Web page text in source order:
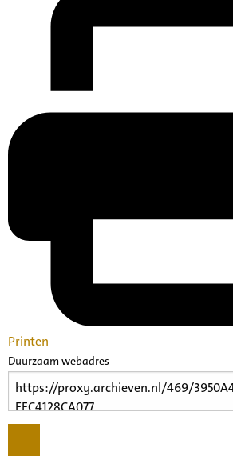
Printen
Duurzaam webadres